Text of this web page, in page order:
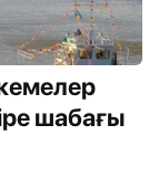
шабағы